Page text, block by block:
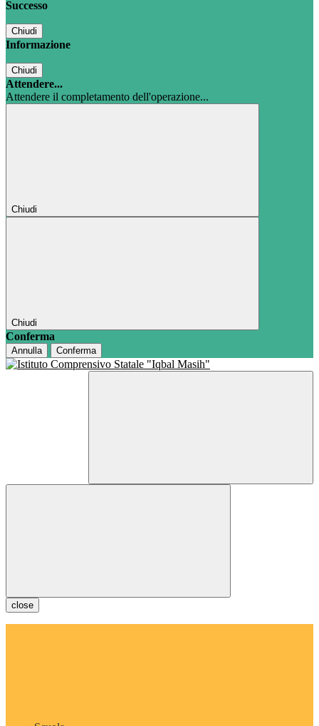
Successo
Chiudi
Informazione
Chiudi
Attendere...
Attendere il completamento dell'operazione...
Chiudi
Chiudi
Conferma
Annulla Conferma
close